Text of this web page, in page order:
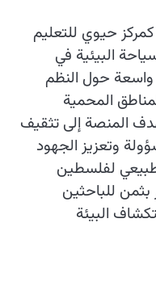
حيوي للتعليم
البيئية في
حول النظم
المحمية
المنصة إلى تثقيف
وتعزيز الجهود
لفلسطين
بثمن للباحثين
البيئة